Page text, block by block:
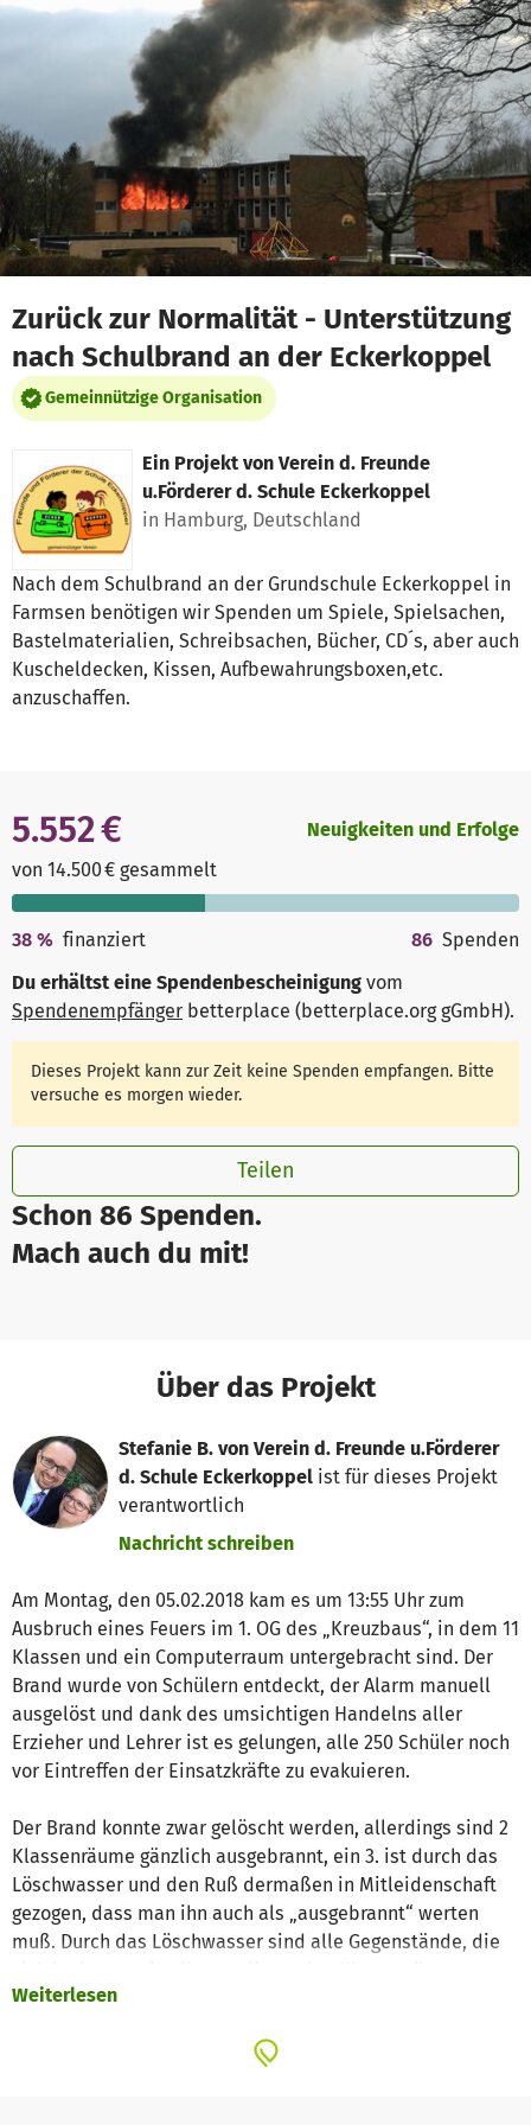
Zum Hauptinhalt springen
Erklärung zur Barrierefreiheit anzeigen
Zurück zur Normalität - Unterstützung
nach Schulbrand an der Eckerkoppel
Gemeinnützige Organisation
Ein Projekt von Verein d. Freunde
u.Förderer d. Schule Eckerkoppel
in Hamburg, Deutschland
Nach dem Schulbrand an der Grundschule Eckerkoppel in
Farmsen benötigen wir Spenden um Spiele, Spielsachen,
Bastelmaterialien, Schreibsachen, Bücher, CD´s, aber auch
Kuscheldecken, Kissen, Aufbewahrungsboxen,etc.
anzuschaffen.
Schon 86 Spenden.
Mach auch du mit!
5.552 €
von 14.500 € gesammelt
Neuigkeiten und Erfolge
38 % finanziert 86 Spenden
Du erhältst eine Spendenbescheinigung vom
Spendenempfänger betterplace (betterplace.org gGmbH).
Dieses Projekt kann zur Zeit keine Spenden empfangen. Bitte
versuche es morgen wieder.
Teilen
Über das Projekt
Stefanie B. von Verein d. Freunde u.Förderer
d. Schule Eckerkoppel ist für dieses Projekt
verantwortlich
Nachricht schreiben
Am Montag, den 05.02.2018 kam es um 13:55 Uhr zum
Ausbruch eines Feuers im 1. OG des „Kreuzbaus“, in dem 11
Klassen und ein Computerraum untergebracht sind. Der
Brand wurde von Schülern entdeckt, der Alarm manuell
ausgelöst und dank des umsichtigen Handelns aller
Erzieher und Lehrer ist es gelungen, alle 250 Schüler noch
vor Eintreffen der Einsatzkräfte zu evakuieren.
Der Brand konnte zwar gelöscht werden, allerdings sind 2
Klassenräume gänzlich ausgebrannt, ein 3. ist durch das
Löschwasser und den Ruß dermaßen in Mitleidenschaft
gezogen, dass man ihn auch als „ausgebrannt“ werten
muß. Durch das Löschwasser sind alle Gegenstände, die
befanden stark geschädigt, weiter weg liegende Räume
der Kinder (Schulranzen, Turnsachen, Kleidungsstücke,
Weiterlesen